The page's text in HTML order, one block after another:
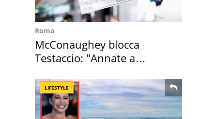
Roma
McConaughey blocca
Testaccio: "Annate a
LIFESTYLE